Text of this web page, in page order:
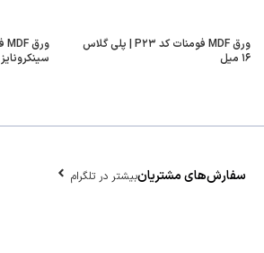
ورق MDF فومنات کد P۲۳ | پلی گلاس
۱۶ میل
سینکرونایز ۱۶ میل
سفارش‌های مشتریانبیشتر در تلگرام